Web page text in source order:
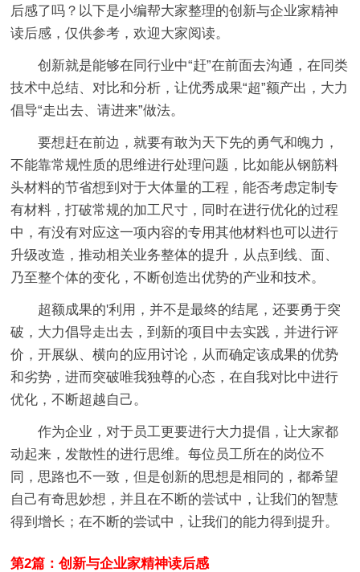
后感了吗？以下是小编帮大家整理的创新与企业家精神
读后感，仅供参考，欢迎大家阅读。
创新就是能够在同行业中“赶”在前面去沟通，在同类
技术中总结、对比和分析，让优秀成果“超”额产出，大力
倡导“走出去、请进来”做法。
要想赶在前边，就要有敢为天下先的勇气和魄力，
不能靠常规性质的思维进行处理问题，比如能从钢筋料
头材料的节省想到对于大体量的工程，能否考虑定制专
有材料，打破常规的加工尺寸，同时在进行优化的过程
中，有没有对应这一项内容的专用其他材料也可以进行
升级改造，推动相关业务整体的提升，从点到线、面、
乃至整个体的变化，不断创造出优势的产业和技术。
超额成果的'利用，并不是最终的结尾，还要勇于突
破，大力倡导走出去，到新的项目中去实践，并进行评
价，开展纵、横向的应用讨论，从而确定该成果的优势
和劣势，进而突破唯我独尊的心态，在自我对比中进行
优化，不断超越自己。
作为企业，对于员工更要进行大力提倡，让大家都
动起来，发散性的进行思维。每位员工所在的岗位不
同，思路也不一致，但是创新的思想是相同的，都希望
自己有奇思妙想，并且在不断的尝试中，让我们的智慧
得到增长；在不断的尝试中，让我们的能力得到提升。
第2篇：创新与企业家精神读后感